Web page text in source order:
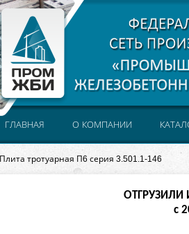
Плита тротуарная П6 серия 3.501.1-146
ГЛАВНАЯ О КОМПАНИИ
ОТГРУЗИЛИ
с